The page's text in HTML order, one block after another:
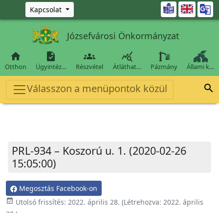
Ugrás a fő tartalomra
Kapcsolat 
Józsefvárosi Önkormányzat

Otthon

Ügyintéz…

Részvétel

Átláthat… Pázmány Állami k…
Válasszon a menüpontok közül 
PRL-934 – Koszorú u. 1. (2020-02-26
15:05:00)
Megosztás Facebook-on
event_available Utolsó frissítés: 2022. április 28. (Létrehozva: 2022. április